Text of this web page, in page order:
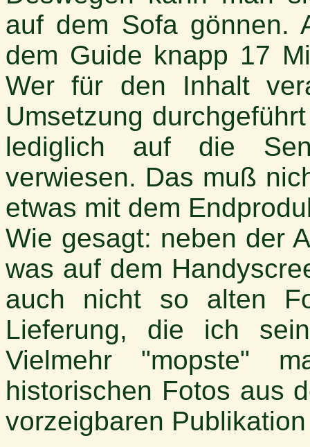
auf dem Sofa gönnen.
dem Guide knapp 17
Wer für den Inhalt
Umsetzung
lediglich auf die
verwiesen. Das muß
etwas mit dem
Wie gesagt: neben der
was auf dem
auch nicht so alten
Lieferung, die ich
Vielmehr "mopste"
historischen Fotos aus
vorzeigbaren